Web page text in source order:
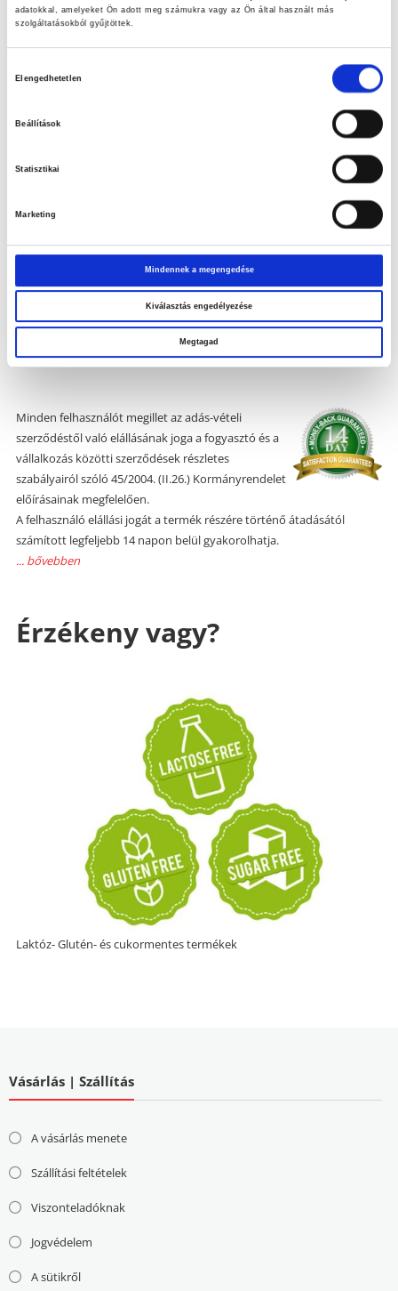
adatokkal, amelyeket Ön adott meg számukra vagy az Ön által használt más
szolgáltatásokból gyűjtöttek.
Elengedhetetlen
Beállítások
Statisztikai
Marketing
Mindennek a megengedése
Kiválasztás engedélyezése
Megtagad
meggyőzi a kétkedőket a PENCO minőségével és biztonságos
Elállási nyilatkozat
Minden felhasználót megillet az adás-vételi
szerződéstől való elállásának joga a fogyasztó és a
vállalkozás közötti szerződések részletes
szabályairól szóló 45/2004. (II.26.) Kormányrendelet
előírásainak megfelelően.
A felhasználó elállási jogát a termék részére történő átadásától
számított legfeljebb 14 napon belül gyakorolhatja.
... bővebben
Érzékeny vagy?
Laktóz- Glutén- és cukormentes termékek
Vásárlás | Szállítás
A vásárlás menete
Szállítási feltételek
Viszonteladóknak
Jogvédelem
A sütikről